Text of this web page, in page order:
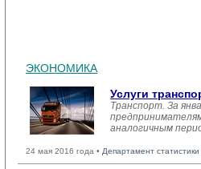
ЭКОНОМИКА
Услуги
Транспорт. За
аналогичным
24 мая 2016 года • Департамент